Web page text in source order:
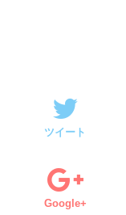
ツイート
Google+